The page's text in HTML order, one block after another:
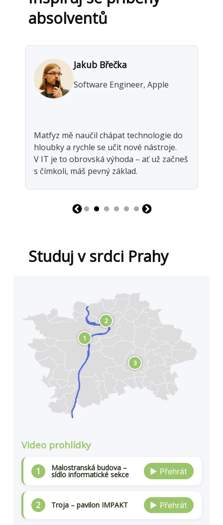
absolventů
Jakub Břečka
Software Engineer, Apple
Matfyz mě naučil chápat technologie do
hloubky a rychle se učit nové nástroje.
V IT je to obrovská výhoda – ať už začneš
s čímkoli, máš pevný základ.
Studuj v srdci Prahy
1
2
3
Video prohlídky
1 Malostranská budova –
sídlo informatické sekce ▶︎ Přehrát
2 Troja – pavilon IMPAKT ▶︎ Přehrát